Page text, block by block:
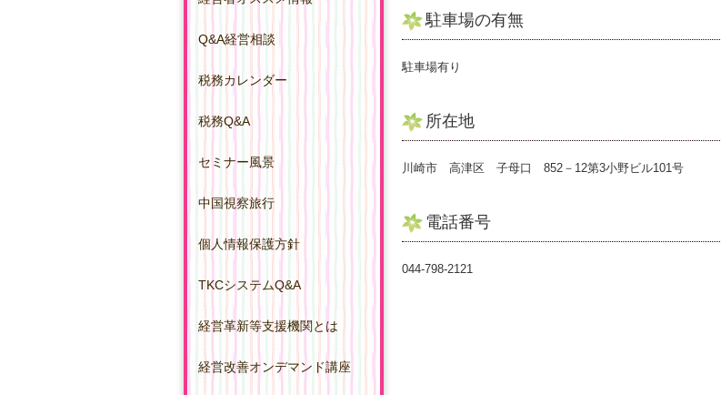
Q&A経営相談
税務カレンダー
税務Q&A
セミナー風景
中国視察旅行
個人情報保護方針
TKCシステムQ&A
経営革新等支援機関とは
経営改善オンデマンド講座
駐車場の有無
駐車場有り
所在地
川崎市 高津区 子母口 852－12第3小野ビル101号
電話番号
044-798-2121